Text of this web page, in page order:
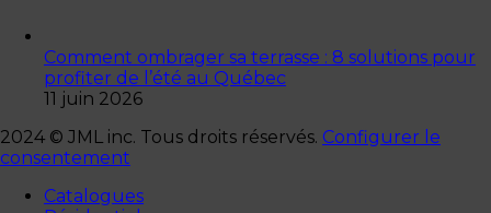
Comment ombrager sa terrasse : 8 solutions pour
profiter de l’été au Québec
11 juin 2026
2024 © JML inc. Tous droits réservés. Configurer le
consentement
Catalogues